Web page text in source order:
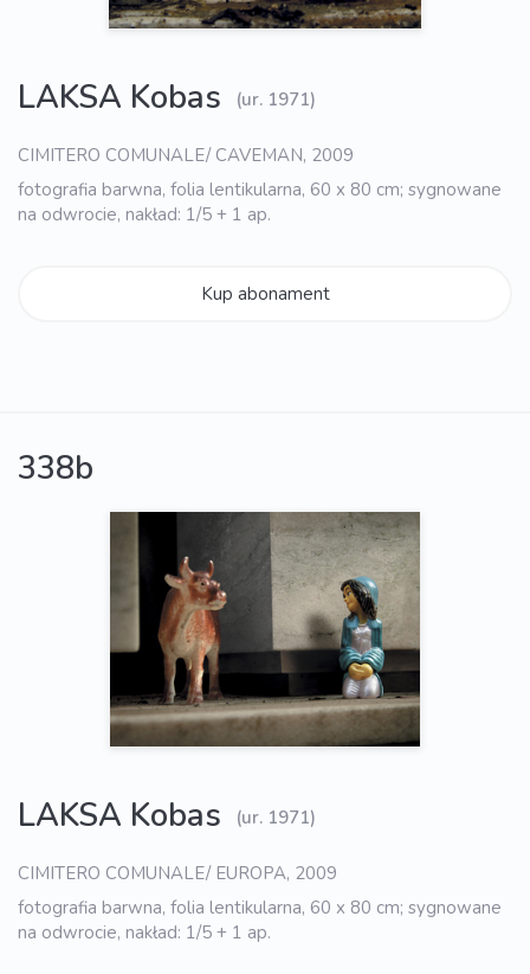
LAKSA Kobas (ur. 1971)
CIMITERO COMUNALE/ CAVEMAN, 2009
fotografia barwna, folia lentikularna, 60 x 80 cm; sygnowane
na odwrocie, nakład: 1/5 + 1 ap.
Kup abonament
338b
LAKSA Kobas (ur. 1971)
CIMITERO COMUNALE/ EUROPA, 2009
fotografia barwna, folia lentikularna, 60 x 80 cm; sygnowane
na odwrocie, nakład: 1/5 + 1 ap.